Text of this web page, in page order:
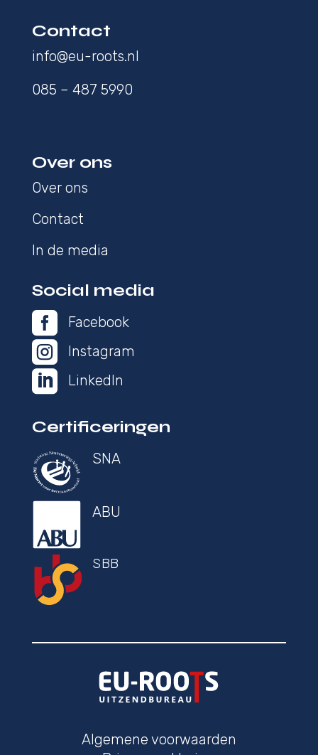
Contact
info@eu-roots.nl
085 – 487 5990
Over ons
Over ons
Contact
In de media
Social media
 Facebook
 Instagram
 LinkedIn
Certificeringen
SNA
ABU
SBB
Algemene voorwaarden